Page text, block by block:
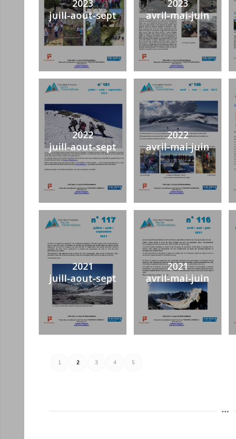
2023
juill-aout-sept
2023
avril-mai-juin
2022
juill-aout-sept
2022
avril-mai-juin
2021
juill-aout-sept
2021
avril-mai-juin
1 2 3 4 5